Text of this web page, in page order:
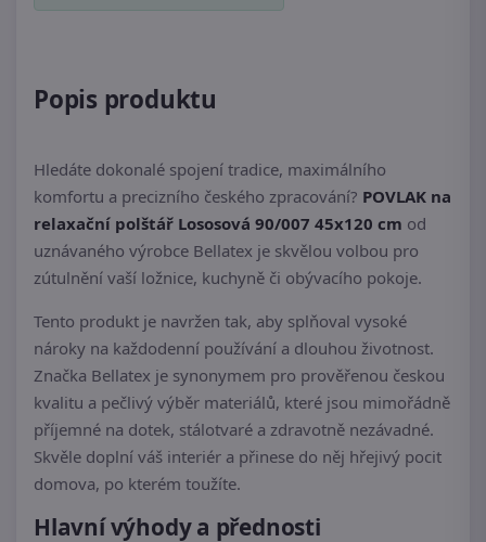
Popis produktu
Hledáte dokonalé spojení tradice, maximálního
komfortu a precizního českého zpracování? POVLAK na
relaxační polštář Lososová 90/007 45x120 cm od
uznávaného výrobce Bellatex je skvělou volbou pro
zútulnění vaší ložnice, kuchyně či obývacího pokoje.
Tento produkt je navržen tak, aby splňoval vysoké
nároky na každodenní používání a dlouhou životnost.
Značka Bellatex je synonymem pro prověřenou českou
kvalitu a pečlivý výběr materiálů, které jsou mimořádně
příjemné na dotek, stálotvaré a zdravotně nezávadné.
Skvěle doplní váš interiér a přinese do něj hřejivý pocit
domova, po kterém toužíte.
Hlavní výhody a přednosti